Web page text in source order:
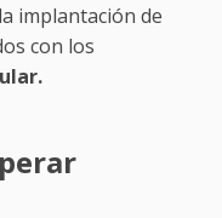
implantación de
con los